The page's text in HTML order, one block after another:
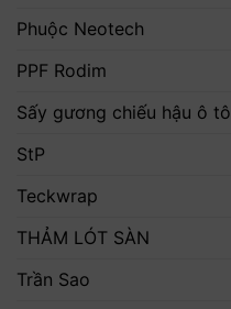
Phuộc Neotech
PPF Rodim
Sấy gương chiếu hậu ô tô
StP
Teckwrap
THẢM LÓT SÀN
Trần Sao